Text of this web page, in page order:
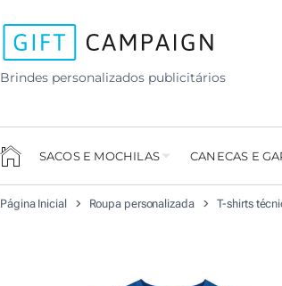
Brindes personalizados publicitários
SACOS E MOCHILAS CANECAS E
Página Inicial Roupa personalizada T-shirts